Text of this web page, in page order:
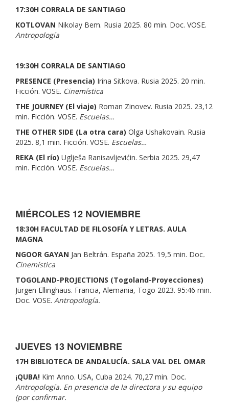
17:30H CORRALA DE SANTIAGO
KOTLOVAN Nikolay Bem. Rusia 2025. 80 min. Doc. VOSE.
Antropología
19:30H CORRALA DE SANTIAGO
PRESENCE (Presencia) Irina Sitkova. Rusia 2025. 20 min.
Ficción. VOSE. Cinemística
THE JOURNEY (El viaje) Roman Zinovev. Rusia 2025. 23,12
min. Ficción. VOSE. Escuelas…
THE OTHER SIDE (La otra cara) Olga Ushakovain. Rusia
2025. 8,1 min. Ficción. VOSE. Escuelas…
REKA (El río) Uglješa Ranisavljevićin. Serbia 2025. 29,47
min. Ficción. VOSE. Escuelas…
MIÉRCOLES 12 NOVIEMBRE
18:30H FACULTAD DE FILOSOFÍA Y LETRAS. AULA
MAGNA
NGOOR GAYAN Jan Beltrán. España 2025. 19,5 min. Doc.
Cinemística
TOGOLAND-PROJECTIONS (Togoland-Proyecciones)
Jürgen Ellinghaus. Francia, Alemania, Togo 2023. 95:46 min.
Doc. VOSE. Antropología.
JUEVES 13 NOVIEMBRE
17H BIBLIOTECA DE ANDALUCÍA. SALA VAL DEL OMAR
¡QUBA! Kim Anno. USA, Cuba 2024. 70,27 min. Doc.
Antropología. En presencia de la directora y su equipo
(por confirmar.